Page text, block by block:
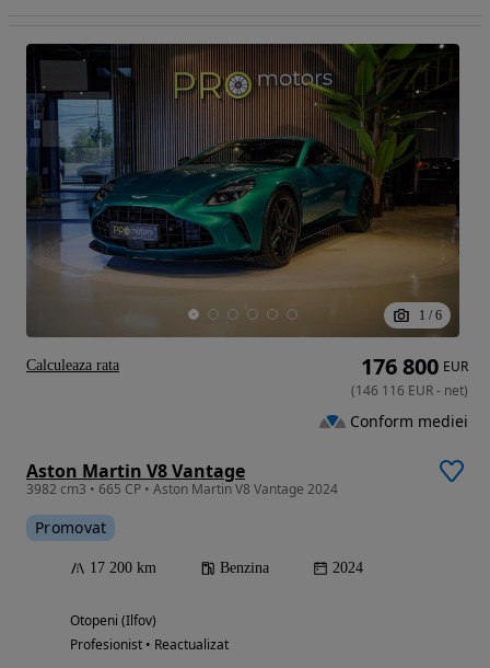
1 / 6
Aston Martin V8 Vantage
3982 cm3 • 665 CP • Aston Martin V8 Vantage 2024
Promovat
17 200 km Benzina 2024
Otopeni (Ilfov)
Profesionist • Reactualizat
176 800 EUR
(146 116 EUR- net)
Conform mediei
Calculeaza rata